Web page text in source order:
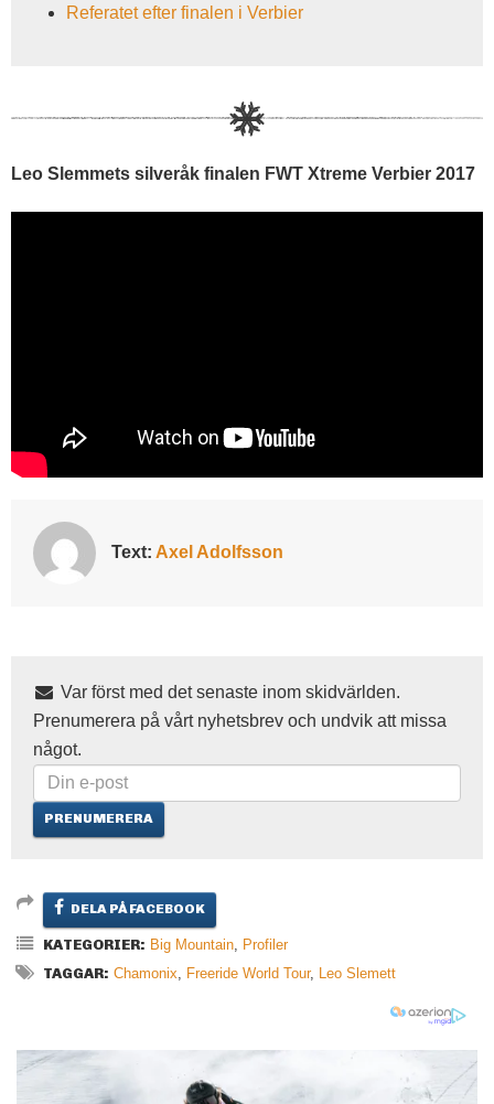
Referatet efter finalen i Verbier
Leo Slemmets silveråk finalen FWT Xtreme Verbier 2017
Text: Axel Adolfsson
Var först med det senaste inom skidvärlden.
Prenumerera på vårt nyhetsbrev och undvik att missa
något.
DELA PÅ FACEBOOK
KATEGORIER: Big Mountain
Profiler
TAGGAR: Chamonix Freeride World Tour, Leo Slemett